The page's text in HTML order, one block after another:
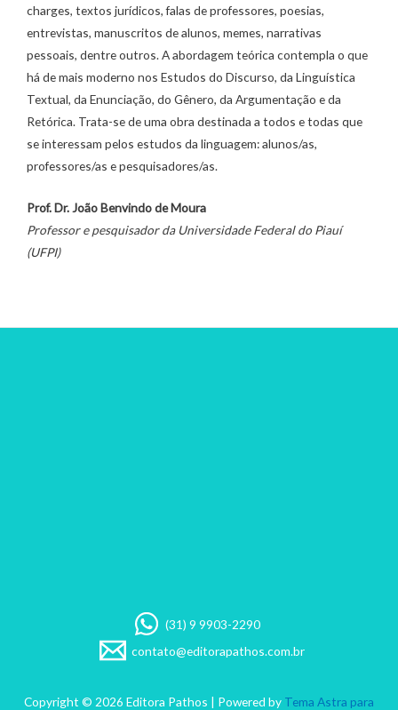
charges, textos jurídicos, falas de professores, poesias,
entrevistas, manuscritos de alunos, memes, narrativas
pessoais, dentre outros. A abordagem teórica contempla o que
há de mais moderno nos Estudos do Discurso, da Linguística
Textual, da Enunciação, do Gênero, da Argumentação e da
Retórica. Trata-se de uma obra destinada a todos e todas que
se interessam pelos estudos da linguagem: alunos/as,
professores/as e pesquisadores/as.
Prof. Dr. João Benvindo de Moura
Professor e pesquisador da Universidade Federal do Piauí
(UFPI)
(31) 9 9903-2290
contato@editorapathos.com.br
Copyright © 2026 Editora Pathos | Powered by Tema Astra para